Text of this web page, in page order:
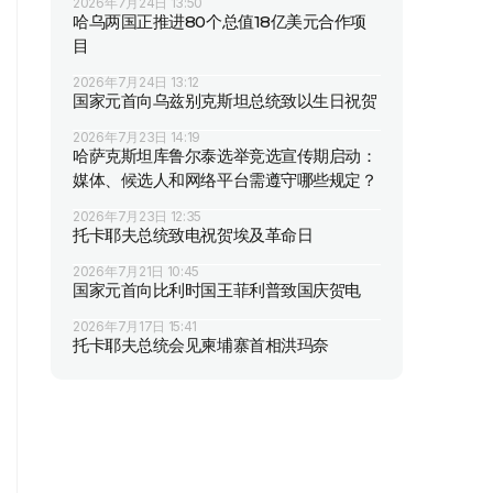
哈乌两国正推进80个总值18亿美元合作项
目
2026年7月24日 13:12
国家元首向乌兹别克斯坦总统致以生日祝贺
2026年7月23日 14:19
哈萨克斯坦库鲁尔泰选举竞选宣传期启动：
媒体、候选人和网络平台需遵守哪些规定？
2026年7月23日 12:35
托卡耶夫总统致电祝贺埃及革命日
2026年7月21日 10:45
国家元首向比利时国王菲利普致国庆贺电
2026年7月17日 15:41
托卡耶夫总统会见柬埔寨首相洪玛奈